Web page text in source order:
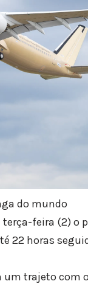
do mundo
feira (2) o
22 horas
um trajeto com